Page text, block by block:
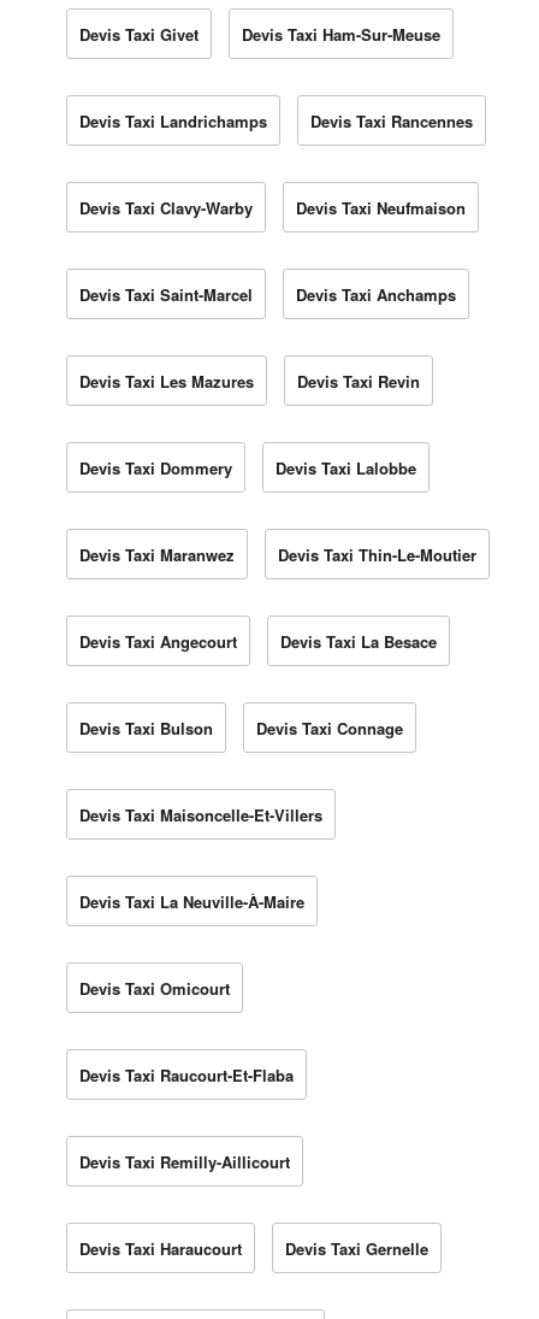
Devis Taxi Givet Devis Taxi Ham-Sur-Meuse
Devis Taxi Landrichamps Devis Taxi Rancennes
Devis Taxi Clavy-Warby Devis Taxi Neufmaison
Devis Taxi Saint-Marcel Devis Taxi Anchamps
Devis Taxi Les Mazures Devis Taxi Revin
Devis Taxi Dommery Devis Taxi Lalobbe
Devis Taxi Maranwez Devis Taxi Thin-Le-Moutier
Devis Taxi Angecourt Devis Taxi La Besace
Devis Taxi Bulson Devis Taxi Connage
Devis Taxi Maisoncelle-Et-Villers
Devis Taxi La Neuville-À-Maire
Devis Taxi Omicourt
Devis Taxi Raucourt-Et-Flaba
Devis Taxi Remilly-Aillicourt
Devis Taxi Haraucourt Devis Taxi Gernelle